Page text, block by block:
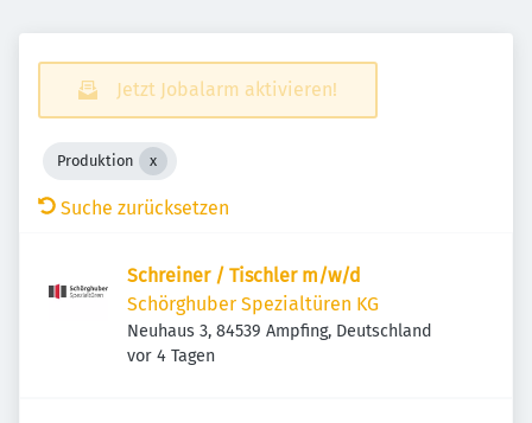
Jetzt Jobalarm aktivieren!
Produktion
Suche zurücksetzen
Schreiner / Tischler m/w/d
Schörghuber Spezialtüren KG
Neuhaus 3, 84539 Ampfing, Deutschland
Veröffentlicht
vor 4 Tagen